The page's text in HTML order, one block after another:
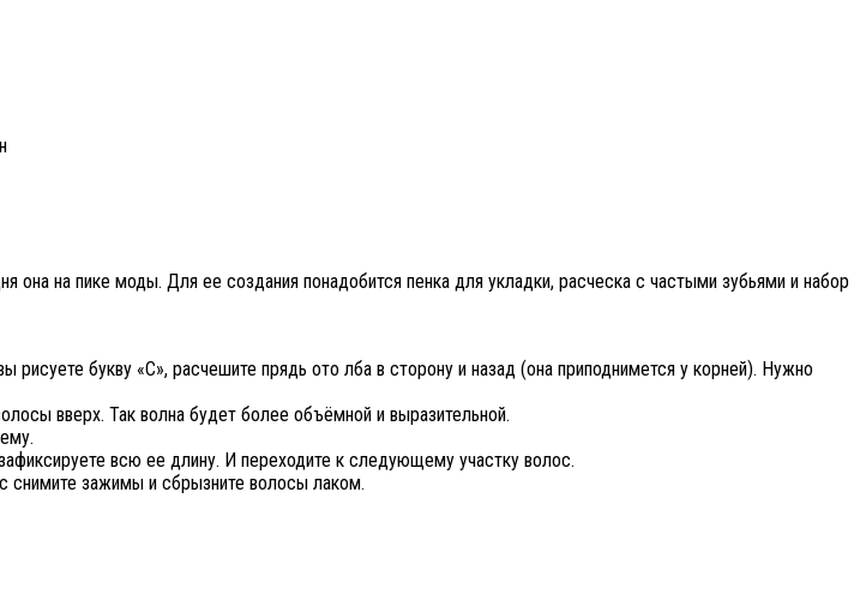
она на пике моды. Для ее создания понадобится пенка для укладки, расческа с частыми зубьями и набор
букву «С», расчешите прядь ото лба в сторону и назад (она приподнимется у корней). Нужно
вверх. Так волна будет более объёмной и выразительной.
всю ее длину. И переходите к следующему участку волос.
снимите зажимы и сбрызните волосы лаком.